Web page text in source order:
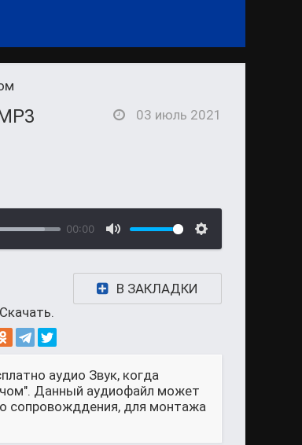
03 июль 2021
00:00
В ЗАКЛАДКИ
аудио Звук, когда
Данный аудиофайл может
сопровожддения, для монтажа